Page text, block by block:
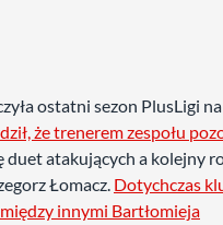
ostatni sezon PlusLigi
że trenerem zespołu
duet atakujących a kolejny
Łomacz. Dotychczas
innymi Bartłomieja